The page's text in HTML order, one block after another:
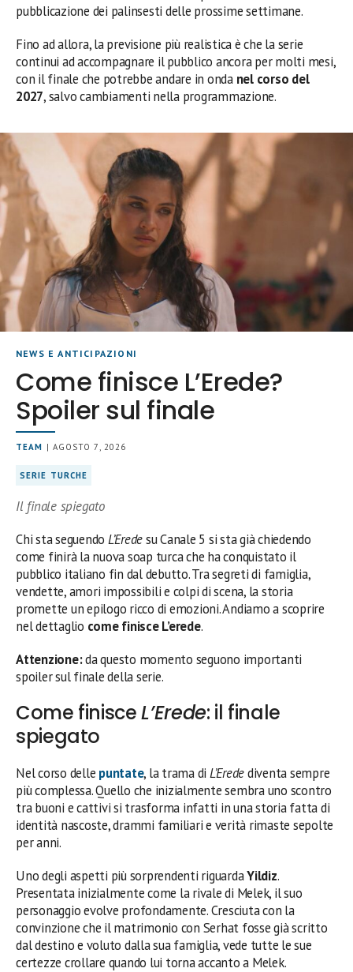
pubblicazione dei palinsesti delle prossime settimane.
Fino ad allora, la previsione più realistica è che la serie
continui ad accompagnare il pubblico ancora per molti mesi,
con il finale che potrebbe andare in onda nel corso del
2027, salvo cambiamenti nella programmazione.
NEWS E ANTICIPAZIONI
Come finisce L’Erede?
Spoiler sul finale
TEAM | AGOSTO 7, 2026
SERIE TURCHE
Il finale spiegato
Chi sta seguendo L’Eredesu Canale 5 si sta già chiedendo
come finirà la nuova soap turca che ha conquistato il
pubblico italiano fin dal debutto. Tra segreti di famiglia,
vendette, amori impossibili e colpi di scena, la storia
promette un epilogo ricco di emozioni. Andiamo a scoprire
nel dettaglio come finisce L’erede.
Attenzione:da questo momento seguono importanti
spoiler sul finale della serie.
Come finisceL’Erede: il finale
spiegato
Nel corso delle puntate, la trama di L’Eredediventa sempre
più complessa. Quello che inizialmente sembra uno scontro
tra buoni e cattivi si trasforma infatti in una storia fatta di
identità nascoste, drammi familiari e verità rimaste sepolte
per anni.
Uno degli aspetti più sorprendenti riguardaYildiz.
Presentata inizialmente come la rivale di Melek, il suo
personaggio evolve profondamente. Cresciuta con la
convinzione che il matrimonio con Serhat fosse già scritto
dal destino e voluto dalla sua famiglia, vede tutte le sue
certezze crollare quando lui torna accanto a Melek.